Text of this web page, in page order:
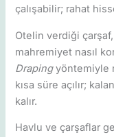
çalışabilir; rahat
Otelin verdiği
mahremiyet nasıl
Drapingyöntemiyle
kısa süre açılır;
kalır.
Havlu ve çarşaflar